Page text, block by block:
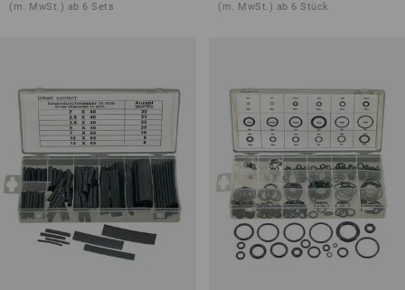
(m. MwSt.) ab 6 Sets (m. MwSt.) ab 6 Stück